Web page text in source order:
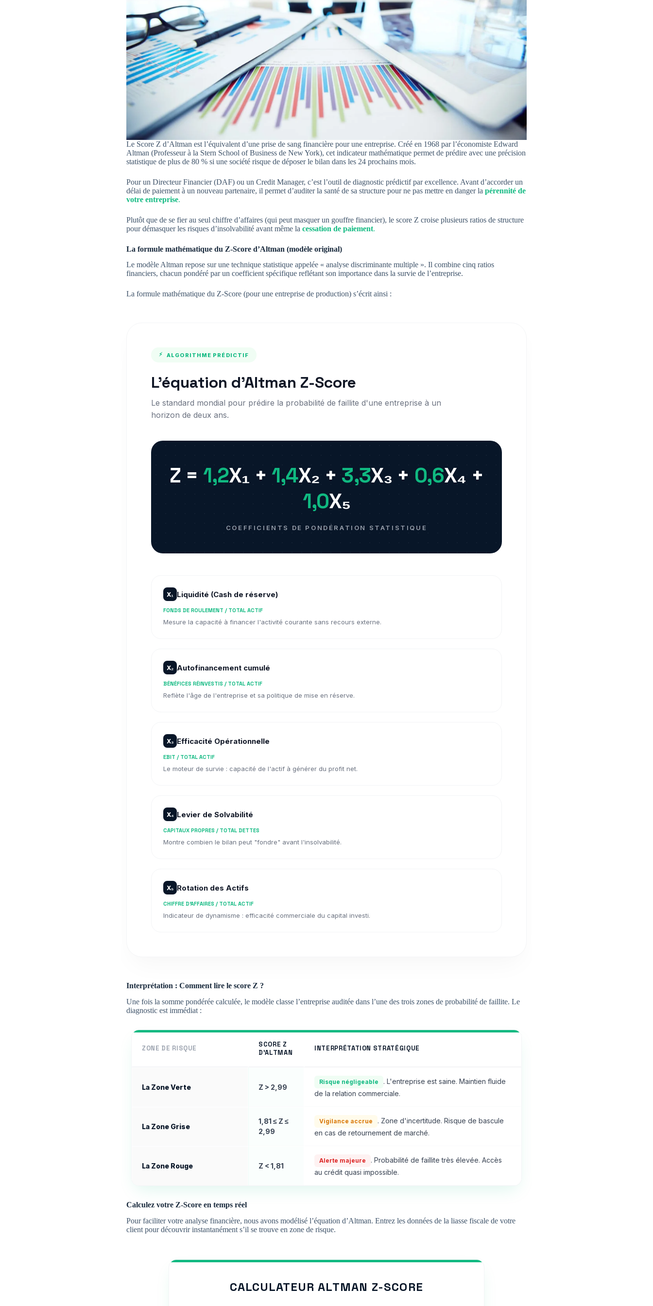
Le Score Z d’Altman est l’équivalent d’une prise de sang financière pour une entreprise. Créé en 1968 par l’économiste Edward
Altman (Professeur à la Stern School of Business de New York), cet indicateur mathématique permet de prédire avec une précision
statistique de plus de 80 % si une société risque de déposer le bilan dans les 24 prochains mois.
Pour un Directeur Financier (DAF) ou un Credit Manager, c’est l’outil de diagnostic prédictif par excellence. Avant d’accorder un
délai de paiement à un nouveau partenaire, il permet d’auditer la santé de sa structure pour ne pas mettre en danger la pérennité de
votre entreprise.
Plutôt que de se fier au seul chiffre d’affaires (qui peut masquer un gouffre financier), le score Z croise plusieurs ratios de structure
pour démasquer les risques d’insolvabilité avant même la cessation de paiement.
La formule mathématique du Z-Score d’Altman (modèle original)
Le modèle Altman repose sur une technique statistique appelée « analyse discriminante multiple ». Il combine cinq ratios
financiers, chacun pondéré par un coefficient spécifique reflétant son importance dans la survie de l’entreprise.
La formule mathématique du Z-Score (pour une entreprise de production) s’écrit ainsi :
⚡ ALGORITHME PRÉDICTIF
L'équation d'Altman Z-Score
Le standard mondial pour prédire la probabilité de faillite d'une entreprise à un
horizon de deux ans.
Z = 1,2X₁ + 1,4X₂ + 3,3X₃ + 0,6X₄ +
1,0X₅
COEFFICIENTS DE PONDÉRATION STATISTIQUE
X₁ Liquidité (Cash de réserve)
FONDS DE ROULEMENT / TOTAL ACTIF
Mesure la capacité à financer l'activité courante sans recours externe.
X₂ Autofinancement cumulé
BÉNÉFICES RÉINVESTIS / TOTAL ACTIF
Reflète l'âge de l'entreprise et sa politique de mise en réserve.
X₃ Efficacité Opérationnelle
EBIT / TOTAL ACTIF
Le moteur de survie : capacité de l'actif à générer du profit net.
X₄ Levier de Solvabilité
CAPITAUX PROPRES / TOTAL DETTES
Montre combien le bilan peut "fondre" avant l'insolvabilité.
X₅ Rotation des Actifs
CHIFFRE D'AFFAIRES / TOTAL ACTIF
Indicateur de dynamisme : efficacité commerciale du capital investi.
Interprétation : Comment lire le score Z ?
Une fois la somme pondérée calculée, le modèle classe l’entreprise auditée dans l’une des trois zones de probabilité de faillite. Le
diagnostic est immédiat :
ZONE DE RISQUE
SCORE Z
D'ALTMAN
INTERPRÉTATION STRATÉGIQUE
La Zone Verte Z > 2,99
Risque négligeable
. L'entreprise est saine. Maintien fluide
de la relation commerciale.
La Zone Grise
1,81 ≤ Z ≤
2,99
Vigilance accrue
. Zone d'incertitude. Risque de bascule
en cas de retournement de marché.
La Zone Rouge Z < 1,81
Alerte majeure
. Probabilité de faillite très élevée. Accès
au crédit quasi impossible.
Calculez votre Z-Score en temps réel
Pour faciliter votre analyse financière, nous avons modélisé l’équation d’Altman. Entrez les données de la liasse fiscale de votre
client pour découvrir instantanément s’il se trouve en zone de risque.
CALCULATEUR ALTMAN Z-SCORE